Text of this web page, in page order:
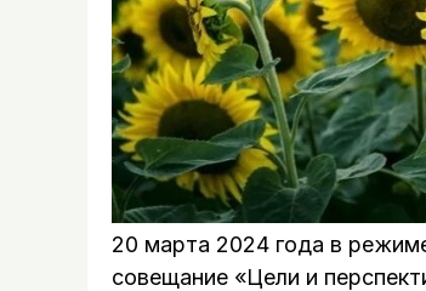
20 марта 2024 года в
совещание «Цели и